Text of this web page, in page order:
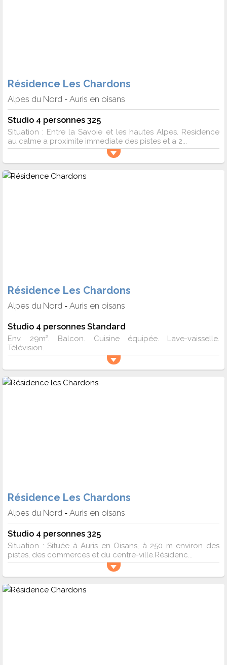
Résidence Les Chardons
Alpes du Nord - Auris en oisans
Studio 4 personnes 325
Situation : Entre la Savoie et les hautes Alpes. Residence
au calme a proximite immediate des pistes et a 2...
Résidence Les Chardons
Alpes du Nord - Auris en oisans
Studio 4 personnes Standard
Env. 29m². Balcon. Cuisine équipée. Lave-vaisselle.
Télévision.
Résidence Les Chardons
Alpes du Nord - Auris en oisans
Studio 4 personnes 325
Situation : Située à Auris en Oisans, à 250 m environ des
pistes, des commerces et du centre-ville.Résidenc...